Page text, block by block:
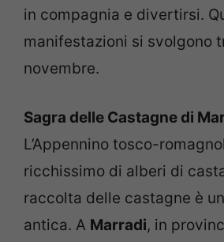
in compagnia e divertirsi.
manifestazioni si svolgono
novembre.
Sagra delle Castagne di
L’Appennino tosco-
ricchissimo di alberi di
raccolta delle castagne è
antica. A Marradi, in